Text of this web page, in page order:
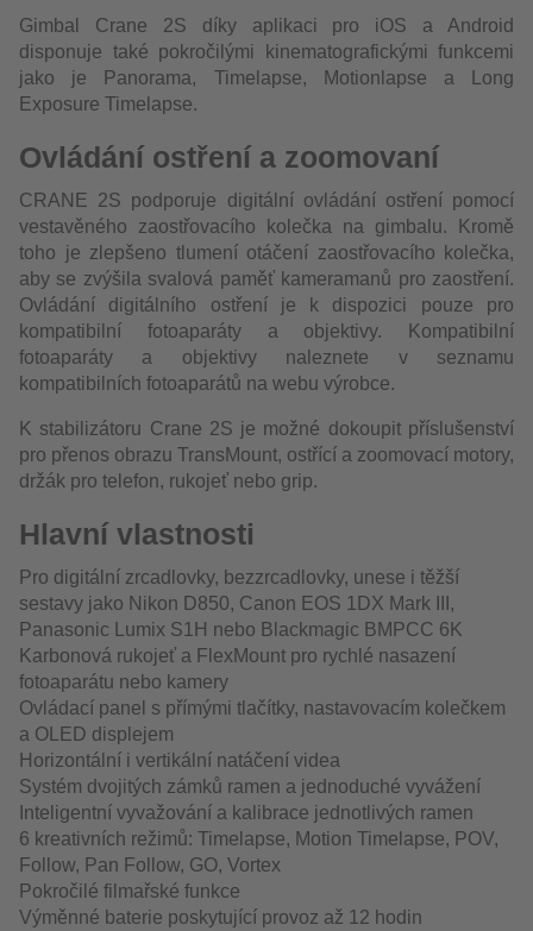
Gimbal Crane 2S díky aplikaci pro iOS a Android
disponuje také pokročilými kinematografickými funkcemi
jako je Panorama, Timelapse, Motionlapse a Long
Exposure Timelapse.
Ovládání ostření a zoomovaní
CRANE 2S podporuje digitální ovládání ostření pomocí
vestavěného zaostřovacího kolečka na gimbalu. Kromě
toho je zlepšeno tlumení otáčení zaostřovacího kolečka,
aby se zvýšila svalová paměť kameramanů pro zaostření.
Ovládání digitálního ostření je k dispozici pouze pro
kompatibilní fotoaparáty a objektivy. Kompatibilní
fotoaparáty a objektivy naleznete v seznamu
kompatibilních fotoaparátů na webu výrobce.
K stabilizátoru Crane 2S je možné dokoupit příslušenství
pro přenos obrazu TransMount, ostřící a zoomovací motory,
držák pro telefon, rukojeť nebo grip.
Hlavní vlastnosti
Pro digitální zrcadlovky, bezzrcadlovky, unese i těžší
sestavy jako Nikon D850, Canon EOS 1DX Mark III,
Panasonic Lumix S1H nebo Blackmagic BMPCC 6K
Karbonová rukojeť a FlexMount pro rychlé nasazení
fotoaparátu nebo kamery
Ovládací panel s přímými tlačítky, nastavovacím kolečkem
a OLED displejem
Horizontální i vertikální natáčení videa
Systém dvojitých zámků ramen a jednoduché vyvážení
Inteligentní vyvažování a kalibrace jednotlivých ramen
6 kreativních režimů: Timelapse, Motion Timelapse, POV,
Follow, Pan Follow, GO, Vortex
Pokročilé filmařské funkce
Výměnné baterie poskytující provoz až 12 hodin